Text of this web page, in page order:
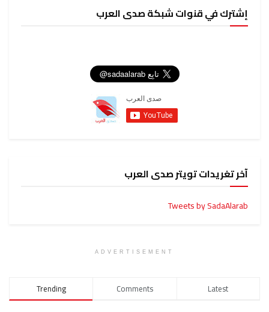
إشترك في قنوات شبكة صدى العرب
آخر تغريدات تويتر صدى العرب
Tweets by SadaAlarab
ADVERTISEMENT
Trending Comments Latest